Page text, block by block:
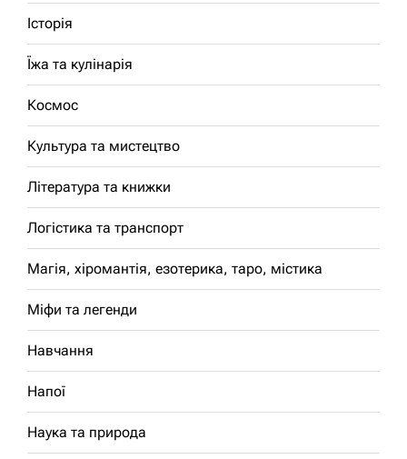
Історія
Їжа та кулінарія
Космос
Культура та мистецтво
Література та книжки
Логістика та транспорт
Магія, хіромантія, езотерика, таро, містика
Міфи та легенди
Навчання
Напої
Наука та природа